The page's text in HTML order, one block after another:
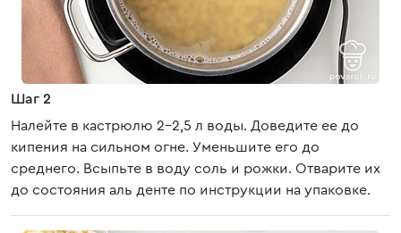
Шаг 2
Налейте в кастрюлю 2-2,5 л воды. Доведите ее до
кипения на сильном огне. Уменьшите его до
среднего. Всыпьте в воду соль и рожки. Отварите их
до состояния аль денте по инструкции на упаковке.